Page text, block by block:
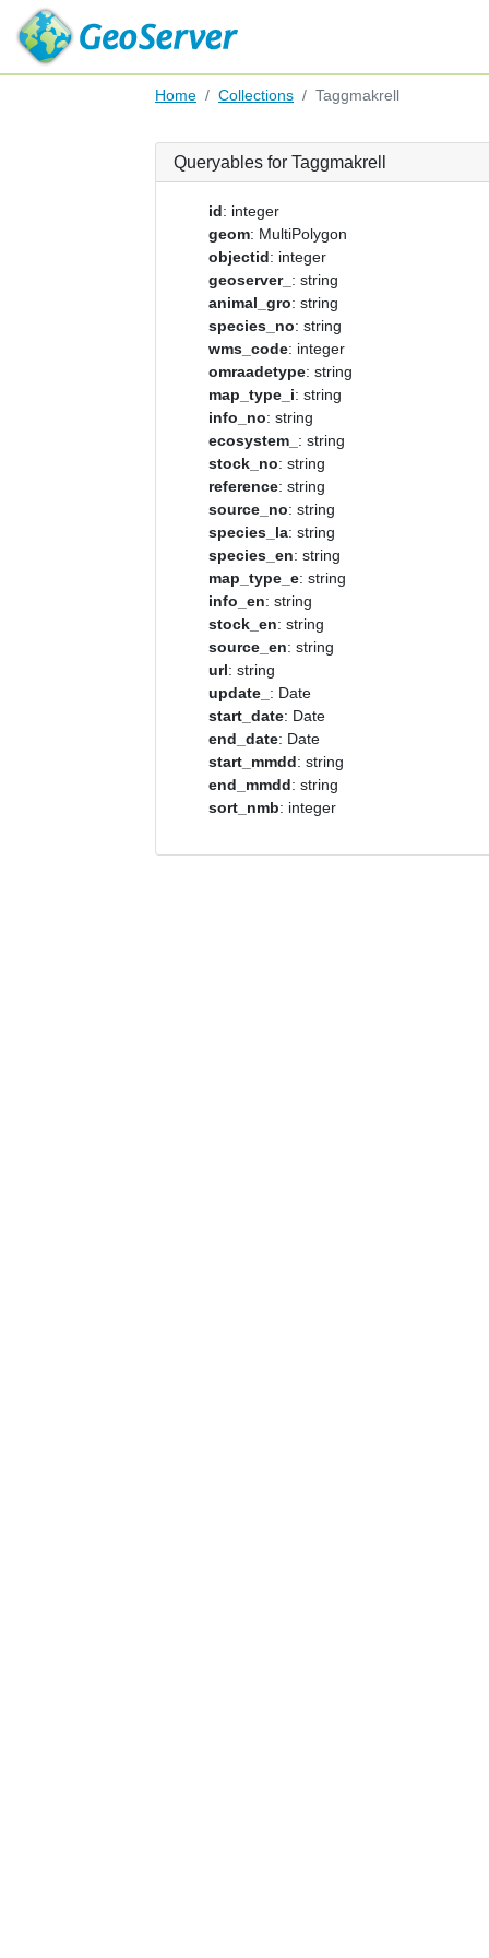
Home Collections Taggmakrell
Queryables for Taggmakrell
id: integer
geom: MultiPolygon
objectid: integer
geoserver_ : string
animal_gro: string
species_no: string
wms_code: integer
omraadetype: string
map_type_i: string
info_no: string
ecosystem_ : string
stock_no: string
reference: string
source_no: string
species_la: string
species_en: string
map_type_e: string
info_en: string
stock_en: string
source_en: string
url: string
update_ : Date
start_date: Date
end_date: Date
start_mmdd: string
end_mmdd: string
sort_nmb: integer